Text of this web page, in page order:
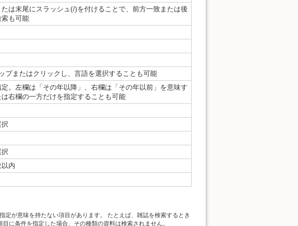
は末尾にスラッシュ(/)を付けることで、前方一致または後
索も可能
プまたはクリックし、言語を選択することも可能
。左欄は「その年以降」、右欄は「その年以前」を意味す
右欄の一方だけを指定することも可能
択
択
内
定が意味を持たない項目があります。 たとえば、雑誌を検索するとき
に条件を指定した場合、その種類の資料は検索されません。